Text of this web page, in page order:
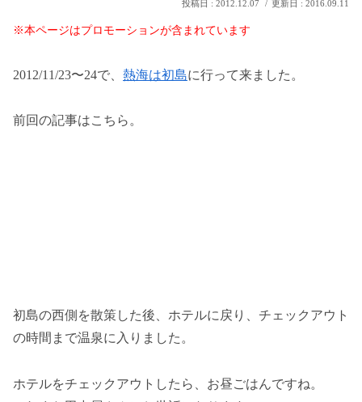
2012.12.07 2016.09.11
※本ページはプロモーションが含まれています
2012/11/23〜24で、 熱海は初島に行って来ました。
前回の記事はこちら。
初島の西側を散策した後、ホテルに戻り、チェックアウト
の時間まで温泉に入りました。
ホテルをチェックアウトしたら、お昼ごはんですね。